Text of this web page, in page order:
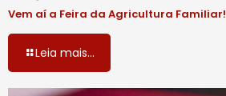
Vem aí a Feira da Agricultura Familiar!
Leia mais...